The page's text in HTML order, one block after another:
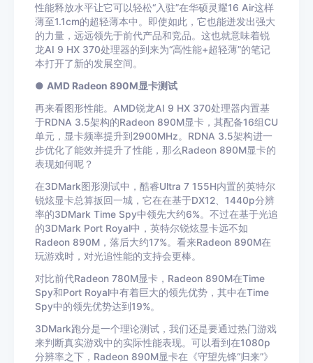
性能释放水平让它可以轻松“入驻”在华硕灵耀16 Air这样
薄至1.1cm的超轻薄本中。即使如此，它也能迸发出强大
的力量，远远领先于前代产品和竞品。这也就意味着锐
龙AI 9 HX 370处理器的到来为“高性能+超轻薄”的笔记
本打开了新的发展空间。
● AMD Radeon 890M显卡测试
再来看图形性能。AMD锐龙AI 9 HX 370处理器内置基
于RDNA 3.5架构的Radeon 890M显卡，其配备16组CU
单元，显卡频率提升到2900MHz。RDNA 3.5架构进一
步优化了能效并提升了性能，那么Radeon 890M显卡的
表现如何呢？
在3DMark图形测试中，酷睿Ultra 7 155H内置的英特尔
锐炫显卡总算扳回一城，它在在基于DX12、1440p分辨
率的3DMark Time Spy中领先大约6%。不过在基于光追
的3DMark Port Royal中，英特尔锐炫显卡远不如
Radeon 890M，落后大约17%。看来Radeon 890M在
玩游戏时，对光追性能的支持会更棒。
对比前代Radeon 780M显卡，Radeon 890M在Time
Spy和Port Royal中有着巨大的领先优势，其中在Time
Spy中的领先优势达到19%。
3DMark跑分是一个理论测试，我们还是要通过热门游戏
来判断真实游戏中的实际性能表现。可以看到在1080p
分辨率之下，Radeon 890M显卡在《守望先锋“归来”》